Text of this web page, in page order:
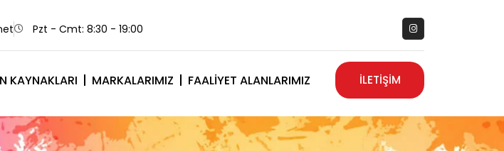
Pzt - Cmt: 8:30 - 19:00
KAYNAKLARI MARKALARIMIZ FAALIYET ALANLARIMIZ İLETİŞİM